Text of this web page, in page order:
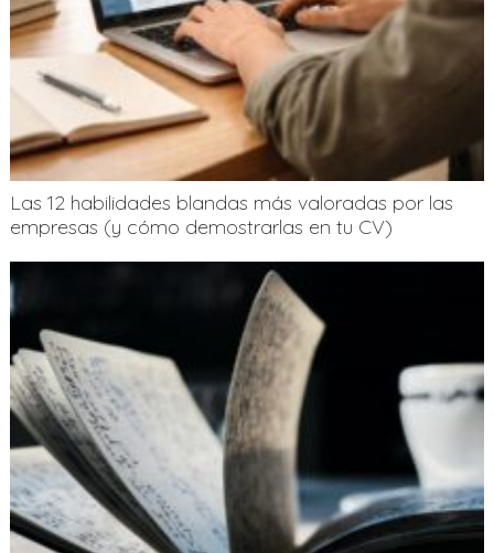
Las 12 habilidades blandas más valoradas por las
empresas (y cómo demostrarlas en tu CV)